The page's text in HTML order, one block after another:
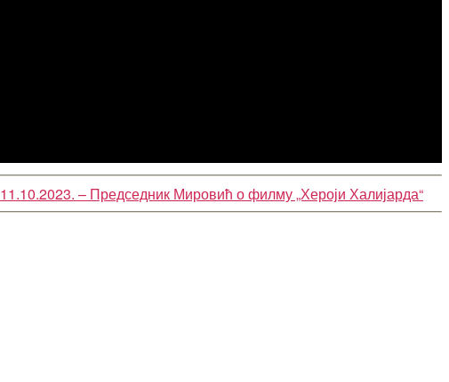
11.10.2023. – Председник Мировић о филму „Хероји Халијарда“